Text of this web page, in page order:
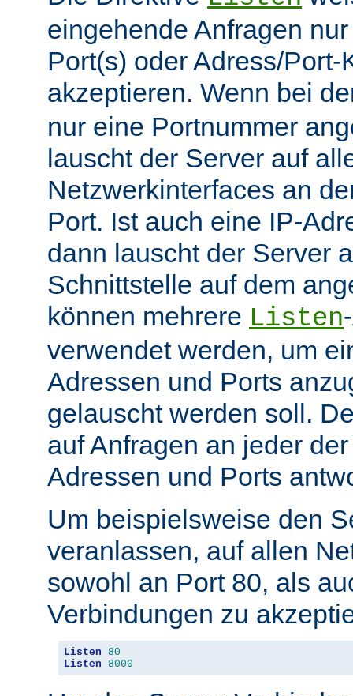
eingehende Anfragen
Port(s) oder Adress/
akzeptieren. Wenn bei
nur eine Portnummer
lauscht der Server auf
Netzwerkinterfaces an
Port. Ist auch eine IP-
dann lauscht der Server
Schnittstelle auf dem
können mehrere Listen
verwendet werden, um
Adressen und Ports
gelauscht werden soll.
auf Anfragen an jeder
Adressen und Ports
Um beispielsweise den
veranlassen, auf allen
sowohl an Port 80, als
Verbindungen zu
Listen 80
Listen 8000